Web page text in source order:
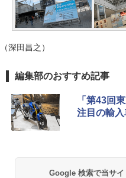
（深田昌之）
編集部のおすすめ記事
「第43回
注目の輸
Google 検索で当サイ